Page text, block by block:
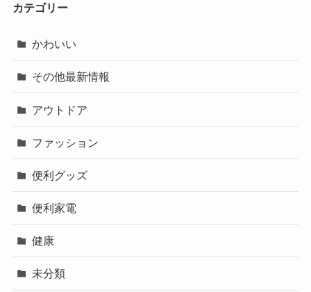
カテゴリー
かわいい
その他最新情報
アウトドア
ファッション
便利グッズ
便利家電
健康
未分類